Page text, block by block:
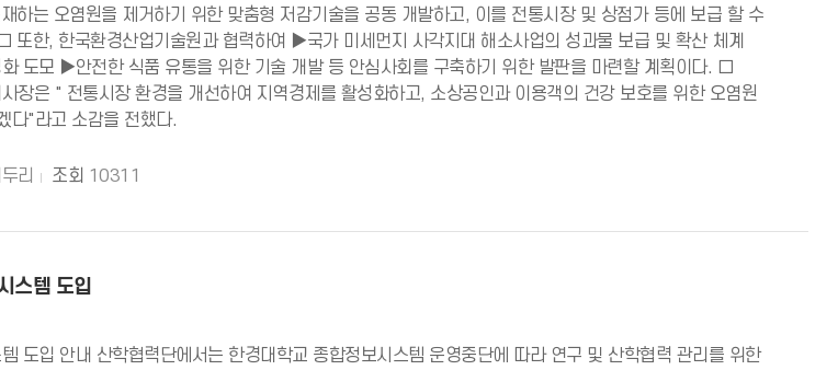
하는 오염원을 제거하기 위한 맞춤형 저감기술을 공동 개발하고, 이를 전통시장 및 상점가 등에 보급 할 수
또한, 한국환경산업기술원과 협력하여 ▶국가 미세먼지 사각지대 해소사업의 성과물 보급 및 확산 체계
도모 ▶안전한 식품 유통을 위한 기술 개발 등 안심사회를 구축하기 위한 발판을 마련할 계획이다. □
장은 " 전통시장 환경을 개선하여 지역경제를 활성화하고, 소상공인과 이용객의 건강 보호를 위한 오염원
다"라고 소감을 전했다.
리 조회 10311
스템 도입
도입 안내 산학협력단에서는 한경대학교 종합정보시스템 운영중단에 따라 연구 및 산학협력 관리를 위한